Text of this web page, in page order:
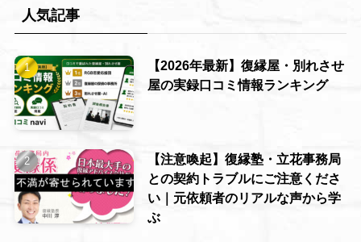
人気記事
【2026年最新】復縁屋・別れさせ
屋の実録口コミ情報ランキング
【注意喚起】復縁塾・立花事務局
との契約トラブルにご注意くださ
い｜元依頼者のリアルな声から学
ぶ